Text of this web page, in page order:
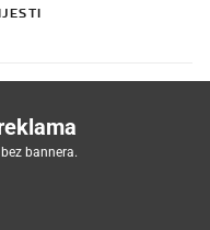
bannera.